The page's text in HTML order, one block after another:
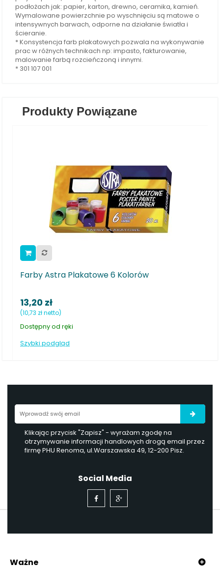
podłożach jak: papier, karton, drewno, ceramika, kamień.
Wymalowane powierzchnie po wyschnięciu są matowe o
intensywnych barwach, odporne na działanie światła i
ścieranie.
* Konsystencja farb plakatowych pozwala na wykonywanie
prac w różnych technikach np: impasto, fakturowanie,
malowanie farbą rozcieńczoną i innymi.
* 301 107 001
Produkty Powiązane
Astra Plakatowe 6 Kolorów
zł netto)
od ręki
podgląd
Klikając przycisk "Zapisz" - wyrażam zgodę na
otrzymywanie informacji handlowych drogą email przez
firmę PHU Renoma, ul.Warszawska 49, 12-200 Pisz.
Social Media
Ważne